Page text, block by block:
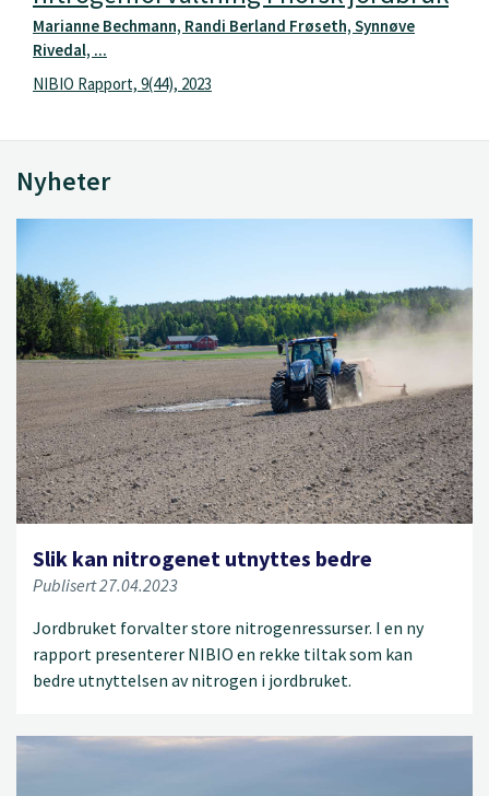
Marianne Bechmann, Randi Berland Frøseth, Synnøve
Rivedal, ...
NIBIO Rapport, 9(44), 2023
Nyheter
Slik kan nitrogenet utnyttes bedre
Publisert 27.04.2023
Jordbruket forvalter store nitrogenressurser. I en ny
rapport presenterer NIBIO en rekke tiltak som kan
bedre utnyttelsen av nitrogen i jordbruket.